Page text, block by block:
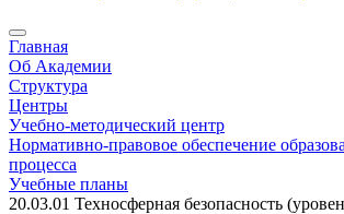
Главная
Об Академии
Структура
Центры
Учебно-методический центр
Нормативно-правовое обеспечение
процесса
Учебные планы
20.03.01 Техносферная безопасность